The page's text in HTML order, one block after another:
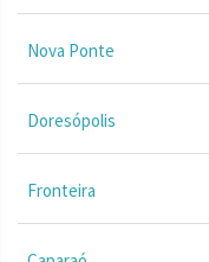
Nova Ponte
Doresópolis
Fronteira